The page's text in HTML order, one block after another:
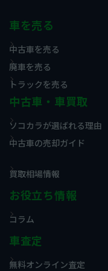
車を売る
中古車を売る
廃車を売る
トラックを売る
中古車・車買取
ソコカラが選ばれる理由
中古車の売却ガイド
買取相場情報
お役立ち情報
コラム
車査定
無料オンライン査定